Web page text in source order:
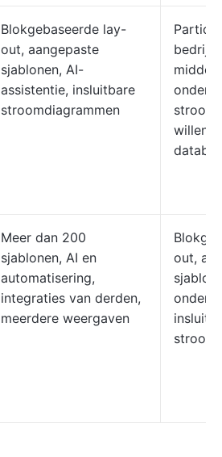
Blokgebaseerde lay-
out, aangepaste
sjablonen, AI-
assistentie, insluitbare
stroomdiagrammen
willen
Meer dan 200
sjablonen, AI en
automatisering,
integraties van derden,
meerdere weergaven
out,